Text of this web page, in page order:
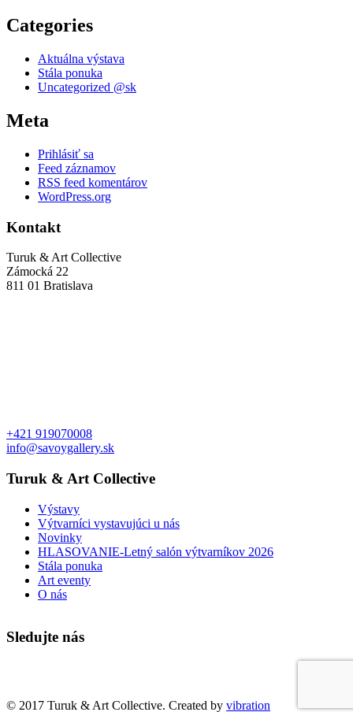
Categories
Aktuálna výstava
Stála ponuka
Uncategorized @sk
Meta
Prihlásiť sa
Feed záznamov
RSS feed komentárov
WordPress.org
Kontakt
Turuk & Art Collective
Zámocká 22
811 01 Bratislava
+421 919070008
info@savoygallery.sk
Turuk & Art Collective
Výstavy
Výtvarníci vystavujúci u nás
Novinky
HLASOVANIE-Letný salón výtvarníkov 2026
Stála ponuka
Art eventy
O nás
Sledujte nás
© 2017 Turuk & Art Collective. Created by vibration